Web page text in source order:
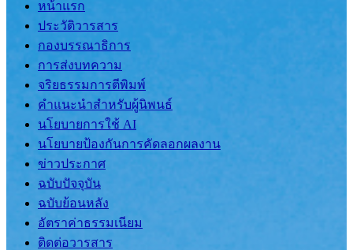
หน้าแรก
ประวัติวารสาร
กองบรรณาธิการ
การส่งบทความ
จริยธรรมการตีพิมพ์
คำแนะนำสำหรับผู้นิพนธ์
นโยบายการใช้ AI
นโยบายป้องกันการคัดลอกผลงาน
ข่าวประกาศ
ฉบับปัจจุบัน
ฉบับย้อนหลัง
อัตราค่าธรรมเนียม
ติดต่อวารสาร